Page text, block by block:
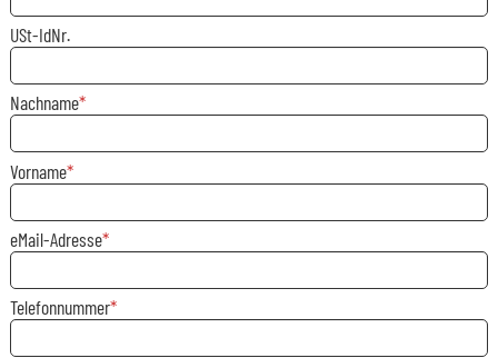
USt-IdNr.
Nachname
Vorname
eMail-Adresse
Telefonnummer